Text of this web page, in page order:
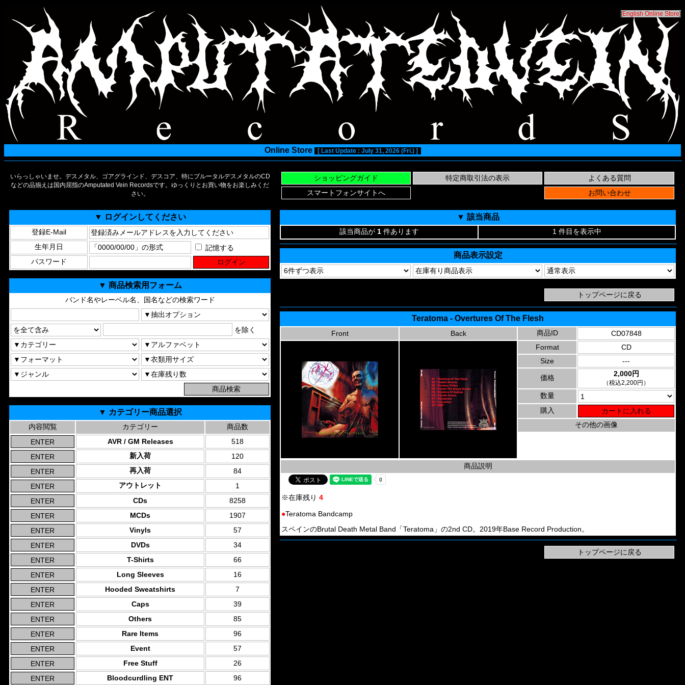
[English Online Store]
Online Store [ Last Update : July 31, 2026 (Fri.) ]
いらっしゃいませ。デスメタル、ゴアグラインド、デスコア、特にブルータルデスメタルのCD
などの品揃えは国内屈指のAmputated Vein Recordsです。ゆっくりとお買い物をお楽しみくだ
さい。
▼ ログインしてください
登録E-Mail
生年月日
記憶する
パスワード
▼ 商品検索用フォーム
バンド名やレーベル名、国名などの検索ワード
を除く
▼ カテゴリー商品選択
内容閲覧 カテゴリー
商品数
AVR / GM Releases
518
新入荷
120
再入荷
84
アウトレット
1
CDs
8258
MCDs
1907
Vinyls
57
DVDs
34
T-Shirts
66
Long Sleeves
16
Hooded Sweatshirts
7
Caps
39
Others
85
Rare Items
96
Event
57
Free Stuff
26
Bloodcurdling ENT
96
▼ 該当商品
該当商品が 1 件あります 1 件目を表示中
商品表示設定
Teratoma - Overtures Of The Flesh
Front Back 商品ID
CD07848
Format
CD
Size
---
価格 2,000円
（税込2,200円）
数量
購入
その他の画像
商品説明
※在庫残り 4
●Teratoma Bandcamp
スペインのBrutal Death Metal Band「Teratoma」の2nd CD。2019年Base Record Production。